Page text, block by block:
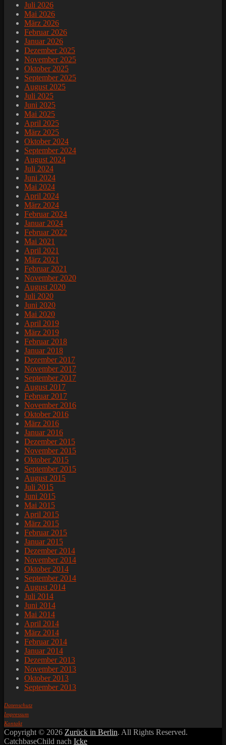
Juli 2026
Mai 2026
März 2026
Februar 2026
Januar 2026
Dezember 2025
November 2025
Oktober 2025
September 2025
August 2025
Juli 2025
Juni 2025
Mai 2025
April 2025
März 2025
Oktober 2024
September 2024
August 2024
Juli 2024
Juni 2024
Mai 2024
April 2024
März 2024
Februar 2024
Januar 2024
Februar 2022
Mai 2021
April 2021
März 2021
Februar 2021
November 2020
August 2020
Juli 2020
Juni 2020
Mai 2020
April 2019
März 2019
Februar 2018
Januar 2018
Dezember 2017
November 2017
September 2017
August 2017
Februar 2017
November 2016
Oktober 2016
März 2016
Januar 2016
Dezember 2015
November 2015
Oktober 2015
September 2015
August 2015
Juli 2015
Juni 2015
Mai 2015
April 2015
März 2015
Februar 2015
Januar 2015
Dezember 2014
November 2014
Oktober 2014
September 2014
August 2014
Juli 2014
Juni 2014
Mai 2014
April 2014
März 2014
Februar 2014
Januar 2014
Dezember 2013
November 2013
Oktober 2013
September 2013
Datenschutz
Impressum
Kontakt
Copyright © 2026 Zurück in Berlin. All Rights Reserved.
CatchbaseChild nach Icke